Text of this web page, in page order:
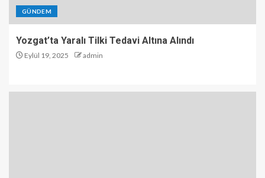
GÜNDEM
Yozgat’ta Yaralı Tilki Tedavi Altına Alındı
Eylül 19, 2025 admin